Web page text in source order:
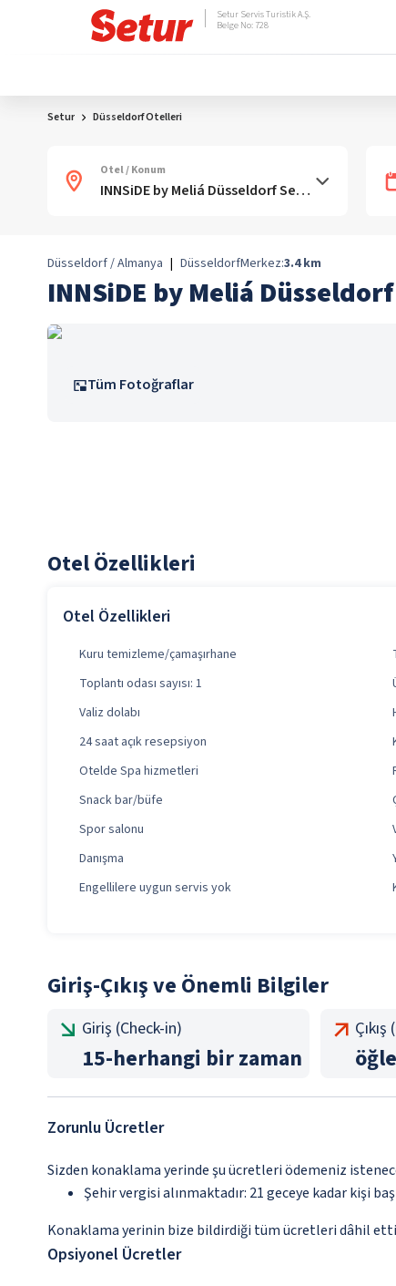
Setur Servis Turistik A.Ş.
Belge No: 728
Setur Düsseldorf Otelleri
Otel / Konum
Düsseldorf / Almanya | DüsseldorfMerkez:3.4 km
INNSiDE by Meliá
Tüm Fotoğraflar
Otel Özellikleri
Otel Özellikleri
Kuru temizleme/çamaşırhane
Toplantı odası sayısı: 1
Valiz dolabı
24 saat açık resepsiyon
Otelde Spa hizmetleri
Snack bar/büfe
Spor salonu
Danışma
Engellilere uygun servis yok
Giriş-Çıkış ve Önemli Bilgiler
Giriş (Check-in)
15-herhangi bir zaman
Zorunlu Ücretler
Sizden konaklama yerinde şu ücretleri ödemeniz
Şehir vergisi alınmaktadır: 21 geceye kadar kişi
Konaklama yerinin bize bildirdiği tüm ücretleri dâhil
Opsiyonel Ücretler